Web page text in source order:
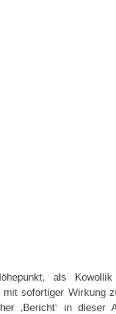
als
sofortiger Wirkung
‚Bericht‘ in dieser